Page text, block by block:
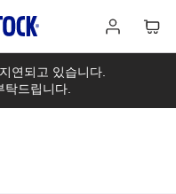
그
바
구
연되고 있습니다.
탁드립니다.